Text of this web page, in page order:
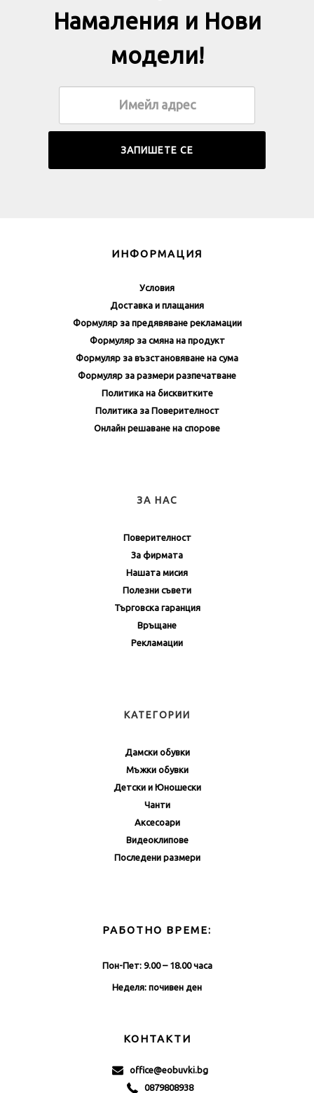
Намаления и Нови
модели!
ИНФОРМАЦИЯ
Условия
Доставка и плащания
Формуляр за предявяване рекламации
Формуляр за смяна на продукт
Формуляр за възстановяване на сума
Формуляр за размери разпечатване
Политика на бисквитките
Политика за Поверителност
Онлайн решаване на спорове
ЗА НАС
Поверителност
За фирмата
Нашата мисия
Полезни съвети
Търговска гаранция
Връщане
Рекламации
КАТЕГОРИИ
Дамски обувки
Мъжки обувки
Детски и Юношески
Чанти
Аксесоари
Видеоклипове
Последени размери
РАБОТНО ВРЕМЕ:
Пон-Пет: 9.00 – 18.00 часа
Неделя: почивен ден
КОНТАКТИ
office@eobuvki.bg
0879808938